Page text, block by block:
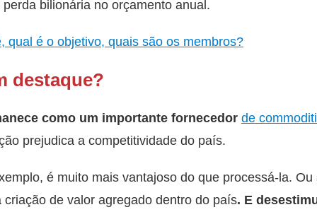
bilionária no orçamento anual.
qual é o objetivo, quais são os membros?
destaque?
como um importante fornecedor de
prejudica a competitividade do país.
é muito mais vantajoso do que processá-la.
de valor agregado dentro do país. E